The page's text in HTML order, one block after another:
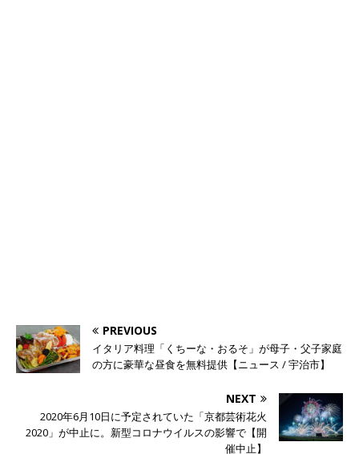
PREVIOUS
イタリア料理「くちーな・おるそ」が母子・父子家庭
の方に豪華な昼食を無料提供【ニュース / 宇治市】
NEXT
2020年6月10日に予定されていた「京都芸術花火
2020」が中止に。新型コロナウイルスの影響で【開
催中止】